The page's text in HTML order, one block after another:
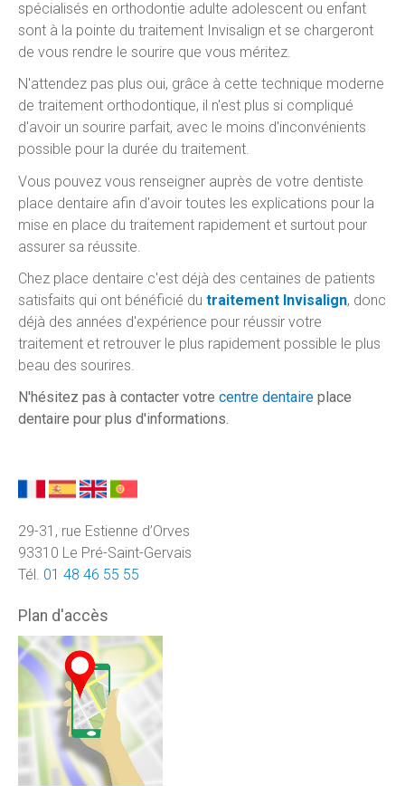
spécialisés en orthodontie adulte adolescent ou enfant
sont à la pointe du traitement Invisalign et se chargeront
de vous rendre le sourire que vous méritez.
N'attendez pas plus oui, grâce à cette technique moderne
de traitement orthodontique, il n'est plus si compliqué
d'avoir un sourire parfait, avec le moins d'inconvénients
possible pour la durée du traitement.
Vous pouvez vous renseigner auprès de votre dentiste
place dentaire afin d'avoir toutes les explications pour la
mise en place du traitement rapidement et surtout pour
assurer sa réussite.
Chez place dentaire c'est déjà des centaines de patients
satisfaits qui ont bénéficié du traitement Invisalign, donc
déjà des années d'expérience pour réussir votre
traitement et retrouver le plus rapidement possible le plus
beau des sourires.
N'hésitez pas à contacter votre centre dentaire place
dentaire pour plus d'informations.
29-31, rue Estienne d’Orves
93310 Le Pré-Saint-Gervais
Tél. 01 48 46 55 55
Plan d'accès